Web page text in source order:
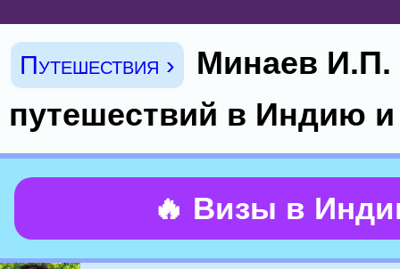
Путешествия ›
Минаев И.П.
путешествий в Индию
🔥 Визы в